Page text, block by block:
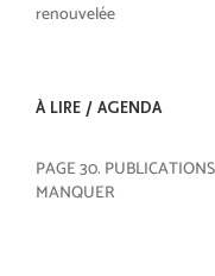
renouvelée
À LIRE / AGENDA
PAGE 30.
MANQUER